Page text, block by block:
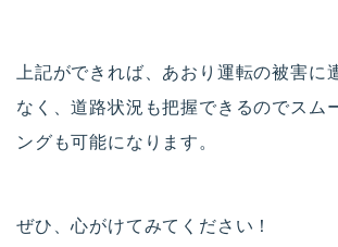
上記ができれば、あおり運転の被害に
なく、道路状況も把握できるのでスム
ングも可能になります。
ぜひ、心がけてみてください！